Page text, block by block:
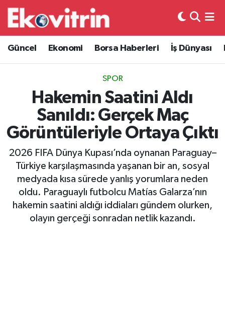
Güncel Ekonomi Borsa Haberleri İş Dünyası
SPOR
Hakemin Saatini Aldı
Sanıldı: Gerçek Maç
Görüntüleriyle Ortaya Çıktı
2026 FIFA Dünya Kupası’nda oynanan Paraguay–
Türkiye karşılaşmasında yaşanan bir an, sosyal
medyada kısa sürede yanlış yorumlara neden
oldu. Paraguaylı futbolcu Matías Galarza’nın
hakemin saatini aldığı iddiaları gündem olurken,
olayın gerçeği sonradan netlik kazandı.
Güncel
Ekonomi
Borsa Haberleri
İş Dünyası
Lojistik
Otovitrin
Asayiş
Magazin
Hava Durumu
Trafik Durumu
Süper Lig Puan Durumu ve Fikstür
Tüm Manşetler
Son Dakika Haberleri
Haber Arşivi